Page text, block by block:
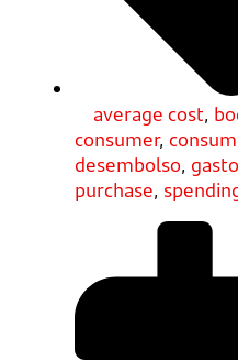
average cost,
consumer,
desembolso, gasto
purchase,